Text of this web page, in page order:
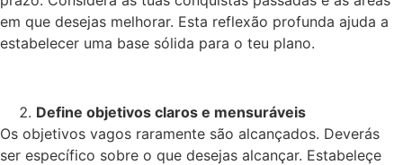
em que desejas melhorar. Esta reflexão profunda ajuda a
estabelecer uma base sólida para o teu plano.
Define objetivos claros e mensuráveis
Os objetivos vagos raramente são alcançados. Deverás
ser específico sobre o que desejas alcançar. Estabeleçe